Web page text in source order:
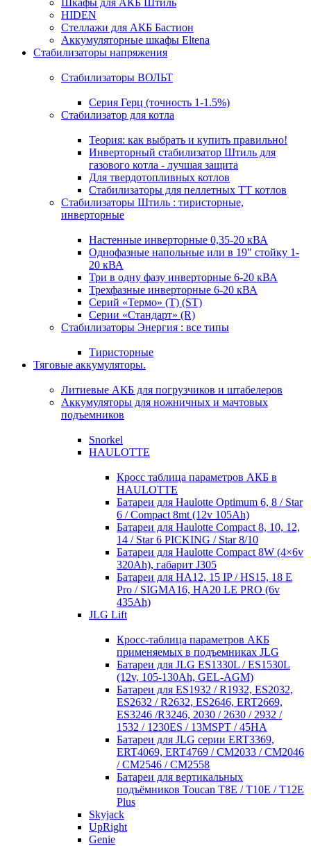
Шкафы для АКБ Штиль
HIDEN
Стеллажи для АКБ Бастион
Аккумуляторные шкафы Eltena
Стабилизаторы напряжения
Стабилизаторы ВОЛЬТ
Серия Герц (точность 1-1.5%)
Стабилизатор для котла
Теория: как выбрать и купить правильно!
Инверторный стабилизатор Штиль для
газового котла - лучшая защита
Для твердотопливных котлов
Стабилизаторы для пеллетных ТТ котлов
Стабилизаторы Штиль : тиристорные,
инверторные
Настенные инверторные 0,35-20 кВА
Однофазные напольные или в 19" стойку 1-
20 кВА
Три в одну фазу инверторные 6-20 кВА
Трехфазные инверторные 6-20 кВА
Серий «Термо» (T) (ST)
Серии «Стандарт» (R)
Стабилизаторы Энергия : все типы
Тиристорные
Тяговые аккумуляторы.
Литиевые АКБ для погрузчиков и штабелеров
Аккумуляторы для ножничных и мачтовых
подъемников
Snorkel
HAULOTTE
Кросc таблица параметров АКБ в
HAULOTTE
Батареи для Haulotte Optimum 6, 8 / Star
6 / Compact 8mt (12v 105Ah)
Батареи для Haulotte Compact 8, 10, 12,
14 / Star 6 PICKING / Star 8/10
Батареи для Haulotte Compact 8W (4×6v
320Ah), габарит J305
Батареи для HA12, 15 IP / HS15, 18 E
Pro / SIGMA16, HA20 LE PRO (6v
435Ah)
JLG Lift
Кросc-таблица параметров АКБ
применяемых в подъемниках JLG
Батареи для JLG ES1330L / ES1530L
(12v, 105-130Ah, GEL-AGM)
Батареи для ES1932 / R1932, ES2032,
ES2632 / R2632, ES2646, ERT2669,
ES3246 /R3246, 2030 / 2630 / 2932 /
1532 / 1230ES / 13MSPT / 45HA
Батареи для JLG серии ERT3369,
ERT4069, ERT4769 / CM2033 / CM2046
/ CM2546 / CM2558
Батареи для вертикальных
подъёмников Toucan T8E / T10E / T12E
Plus
Skyjack
UpRight
Genie